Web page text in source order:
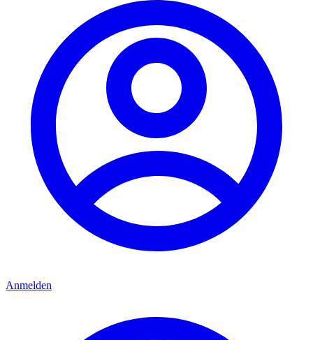
Anmelden